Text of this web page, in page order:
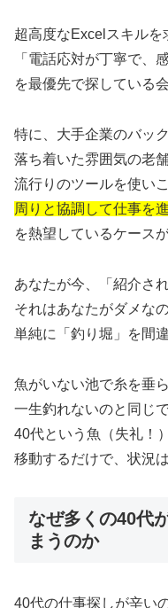
超高度なExcelスキルを
「電話応対が丁寧で、
を最優先で探している
特に、大手企業のバッ
落ち着いた雰囲気の老
流行りのツールを使い
周りと協調して仕事を
を熱望しているケース
あなたが今、「紹介さ
それはあなたがダメな
単純に「釣り堀」を間
魚がいない池で糸を垂
一生釣れないのと同じで
40代という魚（失礼！
移動するだけで、状況
なぜ多くの40代
まうのか
40代の仕事探しが辛いの